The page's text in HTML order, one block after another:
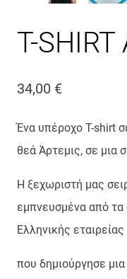
T-
34,00 €
Ένα υπέροχο T-shirt
θεά Άρτεμις, σε μια
H ξεχωριστή μας
εμπνευσμένα από τα
Ελληνικής
που δημιούργησε